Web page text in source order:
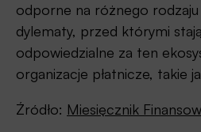
odporne na różnego rodzaju
dylematy, przed którymi
odpowiedzialne za ten
organizacje płatnicze, takie
Źródło: Miesięcznik